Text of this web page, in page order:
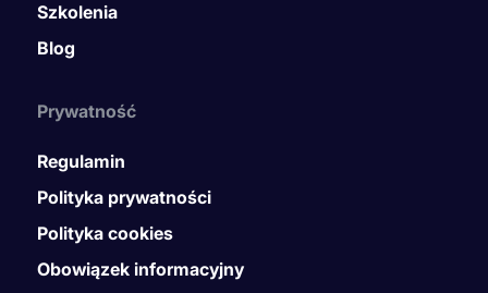
Szkolenia
Blog
Prywatność
Regulamin
Polityka prywatności
Polityka cookies
Obowiązek informacyjny